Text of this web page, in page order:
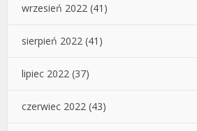
wrzesień 2022 (41)
sierpień 2022 (41)
lipiec 2022 (37)
czerwiec 2022 (43)